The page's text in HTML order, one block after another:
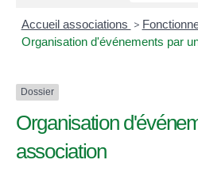
Accueil associations >
Organisation d'événements par
Dossier
Organisation
association